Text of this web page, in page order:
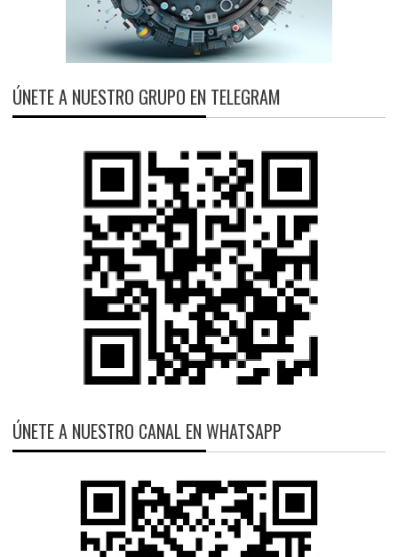
ÚNETE A NUESTRO GRUPO EN TELEGRAM
ÚNETE A NUESTRO CANAL EN WHATSAPP